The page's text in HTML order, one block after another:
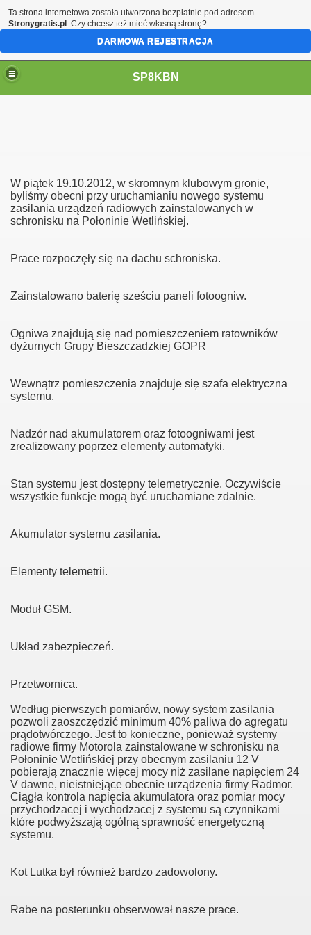
SP8KBN
W piątek 19.10.2012, w skromnym klubowym gronie,
byliśmy obecni przy uruchamianiu nowego systemu
zasilania urządzeń radiowych zainstalowanych w
schronisku na Połoninie Wetlińskiej.
Prace rozpoczęły się na dachu schroniska.
Zainstalowano baterię sześciu paneli fotoogniw.
Ogniwa znajdują się nad pomieszczeniem ratowników
dyżurnych Grupy Bieszczadzkiej GOPR
Wewnątrz pomieszczenia znajduje się szafa elektryczna
systemu.
Nadzór nad akumulatorem oraz fotoogniwami jest
zrealizowany poprzez elementy automatyki.
Stan systemu jest dostępny telemetrycznie. Oczywiście
wszystkie funkcje mogą być uruchamiane zdalnie.
Akumulator systemu zasilania.
Elementy telemetrii.
Moduł GSM.
Układ zabezpieczeń.
Przetwornica.
Według pierwszych pomiarów, nowy system zasilania
pozwoli zaoszczędzić minimum 40% paliwa do agregatu
prądotwórczego. Jest to konieczne, ponieważ systemy
radiowe firmy Motorola zainstalowane w schronisku na
Połoninie Wetlińskiej przy obecnym zasilaniu 12 V
pobierają znacznie więcej mocy niż zasilane napięciem 24
V dawne, nieistniejące obecnie urządzenia firmy Radmor.
Ciągła kontrola napięcia akumulatora oraz pomiar mocy
przychodzacej i wychodzacej z systemu są czynnikami
które podwyższają ogólną sprawność energetyczną
systemu.
Kot Lutka był również bardzo zadowolony.
Rabe na posterunku obserwował nasze prace.
na Połoninie
Służby Zdrowia
Ta strona internetowa została utworzona bezpłatnie pod adresem
Stronygratis.pl . Czy chcesz też mieć własną stronę?
DARMOWA REJESTRACJA